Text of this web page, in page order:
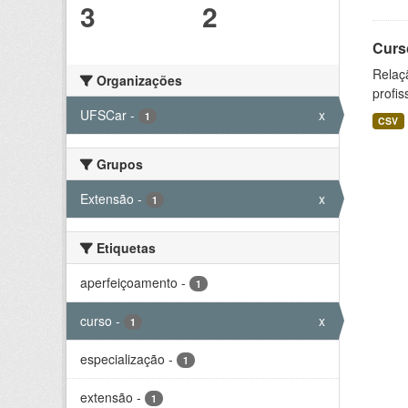
3 2
Organizações
UFSCar - 1 x
Grupos
Extensão - 1 x
Etiquetas
aperfeiçoamento - 1
curso - 1 x
especialização - 1
extensão - 1
CSV